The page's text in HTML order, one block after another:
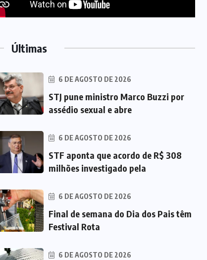
Últimas
6 DE AGOSTO DE 2026
STJ pune ministro Marco Buzzi por
assédio sexual e abre
6 DE AGOSTO DE 2026
STF aponta que acordo de R$ 308
milhões investigado pela
6 DE AGOSTO DE 2026
Final de semana do Dia dos Pais têm
Festival Rota
6 DE AGOSTO DE 2026